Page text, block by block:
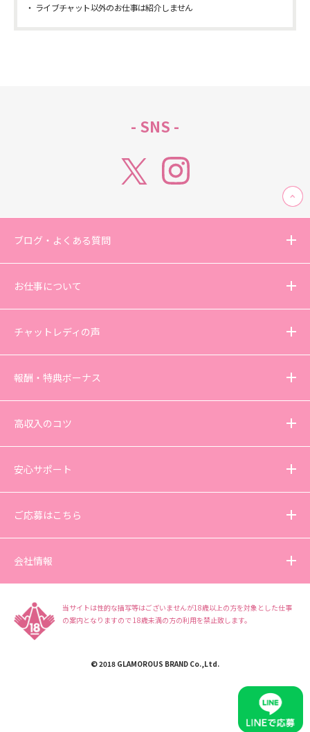
ライブチャット以外のお仕事は紹介しません
- SNS -
ブログ・よくある質問
お仕事について
チャットレディの声
報酬・特典ボーナス
高収入のコツ
安心サポート
ご応募はこちら
会社情報
当サイトは性的な描写等はございませんが18歳以上の方を対象とした仕事
の案内となりますので 18歳未満の方の利用を禁止致します。
© 2018 GLAMOROUS BRAND Co.,Ltd.